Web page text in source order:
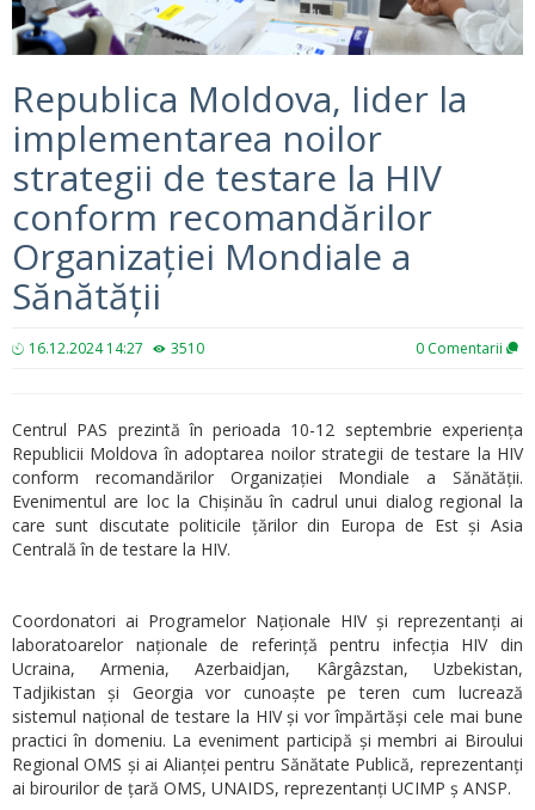
Republica Moldova, lider la
implementarea noilor
strategii de testare la HIV
conform recomandărilor
Organizației Mondiale a
Sănătății
16.12.2024 14:27 3510 0 Comentarii
Centrul PAS prezintă în perioada 10-12 septembrie experiența
Republicii Moldova în adoptarea noilor strategii de testare la HIV
conform recomandărilor Organizației Mondiale a Sănătății.
Evenimentul are loc la Chișinău în cadrul unui dialog regional la
care sunt discutate politicile țărilor din Europa de Est și Asia
Centrală în de testare la HIV.
Coordonatori ai Programelor Naționale HIV și reprezentanți ai
laboratoarelor naționale de referință pentru infecția HIV din
Ucraina, Armenia, Azerbaidjan, Kârgâzstan, Uzbekistan,
Tadjikistan și Georgia vor cunoaște pe teren cum lucrează
sistemul național de testare la HIV și vor împărtăși cele mai bune
practici în domeniu. La eveniment participă și membri ai Biroului
Regional OMS și ai Alianței pentru Sănătate Publică, reprezentanți
ai birourilor de țară OMS, UNAIDS, reprezentanți UCIMP ș ANSP.